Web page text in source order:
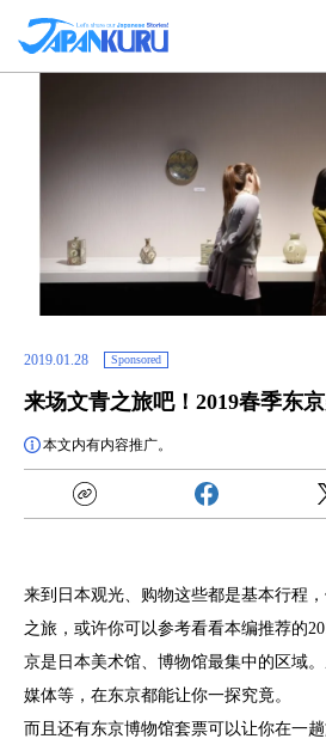
2019.01.28 Sponsored
来场文青之旅吧！2019春季东
本文内有内容推广。
来到日本观光、购物这些都是基本行程
之旅，或许你可以参考看看本编推荐的
京是日本美术馆、博物馆最集中的区域
媒体等，在东京都能让你一探究竟。
而且还有东京博物馆套票可以让你在一